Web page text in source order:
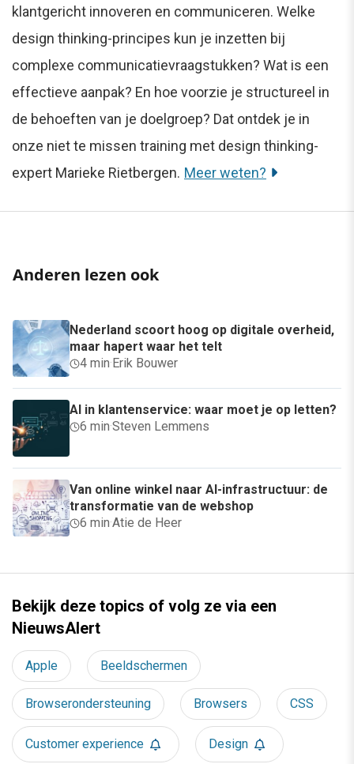
klantgericht innoveren en communiceren. Welke
design thinking-principes kun je inzetten bij
complexe communicatievraagstukken? Wat is een
effectieve aanpak? En hoe voorzie je structureel in
de behoeften van je doelgroep? Dat ontdek je in
onze niet te missen training met design thinking-
expert Marieke Rietbergen. Meer weten?
Anderen lezen ook
Nederland scoort hoog op digitale overheid,
maar hapert waar het telt
4 min· Erik Bouwer
AI in klantenservice: waar moet je op letten?
6 min·Steven Lemmens
Van online winkel naar AI-infrastructuur: de
transformatie van de webshop
6 min·Atie de Heer
Bekijk deze topics of volg ze via een
NieuwsAlert
Apple Beeldschermen
Browserondersteuning Browsers CSS
Customer experience Design